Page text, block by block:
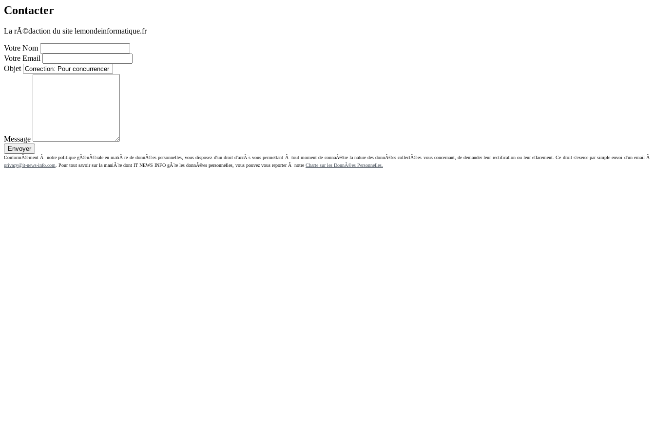
Contacter
La rÃ©daction du site lemondeinformatique.fr
Votre Nom
Votre Email
Objet
Message
ConformÃ©ment Ã notre politique gÃ©nÃ©rale en matiÃ¨re de donnÃ©es personnelles, vous disposez d'un droit d'accÃ¨s vous permettant Ã tout moment de connaÃ®tre la nature des donnÃ©es collectÃ©es vous concernant, de demander leur rectification ou leur effacement. Ce droit s'exerce par simple envoi d'un email Ã
privacy@it-news-info.com . Pour tout savoir sur la maniÃ¨re dont IT NEWS INFO gÃ¨re les donnÃ©es personnelles, vous pouvez vous reporter Ã notre Charte sur les DonnÃ©es Personnelles.